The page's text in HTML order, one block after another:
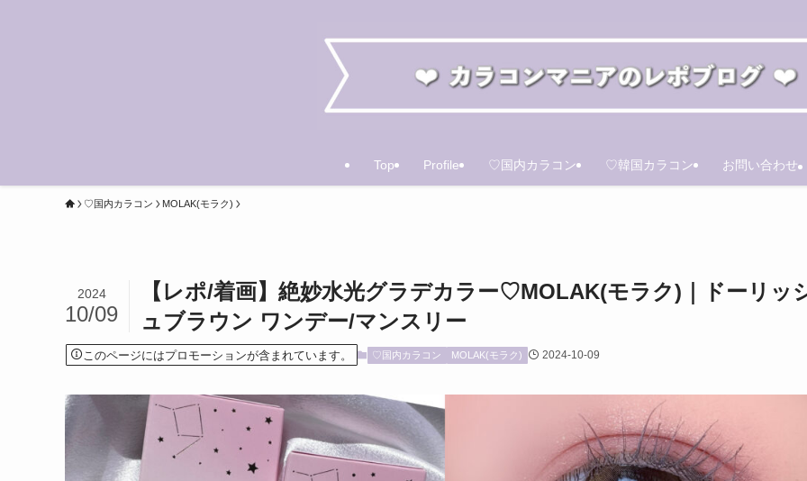
Top Profile ♡国内カラコン ♡韓国カラコン お問い合わせ
♡国内カラコン MOLAK(モラク)
【レポ/着画】絶妙水光グラデカラー♡MOLAK(モラク)｜ドーリッ
ュブラウン ワンデー/マンスリー
2024
10/09
このページにはプロモーションが含まれています。 ♡国内カラコン MOLAK(モラク) 2024-10-09